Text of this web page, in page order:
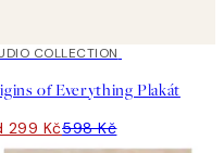
COLLECTION
of Everything Plakát
299 Kč598 Kč